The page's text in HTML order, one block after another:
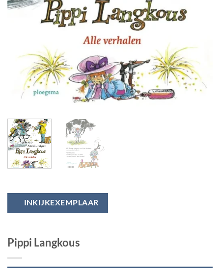
INKIJKEXEMPLAAR
Pippi Langkous